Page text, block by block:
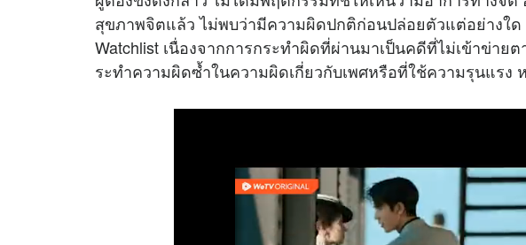
สุขภาพจิตแล้ว ไม่พบว่ามีความผิดปกติก่อนปล่อยตัวแต่อย่างใ
Watchlist เนื่องจากการกระทำผิดที่ผ่านมาเป็นคดีที่ไม่เข้าข่าย
ระทำความผิดซ้ำในความผิดเกี่ยวกับเพศหรือที่ใช้ความรุนแรง